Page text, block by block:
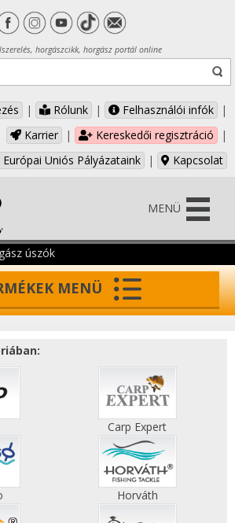
horgászcikk, horgász portál online
| Rólunk | Felhasználói infók
|
Karrier
| Kereskedői regisztráció
|
Európai Uniós Pályázataink
| Kapcsolat
MENÜ
úszók
MENÜ
Carp Expert
Horváth